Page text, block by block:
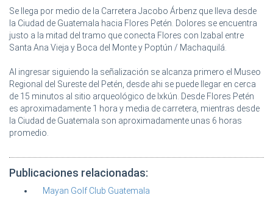
Se llega por medio de la Carretera Jacobo Árbenz que lleva desde
la Ciudad de Guatemala hacia Flores Petén. Dolores se encuentra
justo a la mitad del tramo que conecta Flores con Izabal entre
Santa Ana Vieja y Boca del Monte y Poptún / Machaquilá.
Al ingresar siguiendo la señalización se alcanza primero el Museo
Regional del Sureste del Petén, desde ahi se puede llegar en cerca
de 15 minutos al sitio arqueológico de Ixkún. Desde Flores Petén
es aproximadamente 1 hora y media de carretera, mientras desde
la Ciudad de Guatemala son aproximadamente unas 6 horas
promedio.
Publicaciones relacionadas:
Mayan Golf Club Guatemala